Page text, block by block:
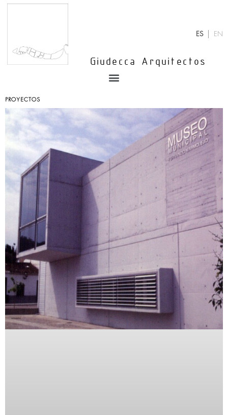
Giudecca Arquitectos
ES EN
Menu
PROYECTOS